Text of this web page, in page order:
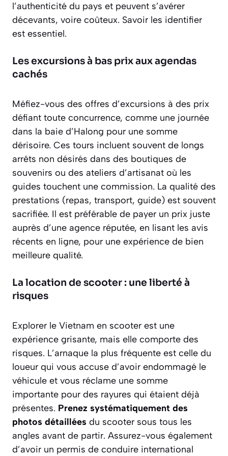
l’authenticité du pays et peuvent s’avérer
décevants, voire coûteux. Savoir les identifier
est essentiel.
Les excursions à bas prix aux agendas
cachés
Méfiez-vous des offres d’excursions à des prix
défiant toute concurrence, comme une journée
dans la baie d’Halong pour une somme
dérisoire. Ces tours incluent souvent de longs
arrêts non désirés dans des boutiques de
souvenirs ou des ateliers d’artisanat où les
guides touchent une commission. La qualité des
prestations (repas, transport, guide) est souvent
sacrifiée. Il est préférable de payer un prix juste
auprès d’une agence réputée, en lisant les avis
récents en ligne, pour une expérience de bien
meilleure qualité.
La location de scooter : une liberté à
risques
Explorer le Vietnam en scooter est une
expérience grisante, mais elle comporte des
risques. L’arnaque la plus fréquente est celle du
loueur qui vous accuse d’avoir endommagé le
véhicule et vous réclame une somme
importante pour des rayures qui étaient déjà
présentes. Prenez systématiquement des
photos détaillées du scooter sous tous les
angles avant de partir. Assurez-vous également
d’avoir un permis de conduire international